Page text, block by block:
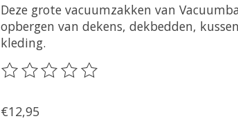
Deze grote vacuumzakken van
opbergen van dekens, dekbedden,
kleding.
De beoordeling van dit product is
€12,95